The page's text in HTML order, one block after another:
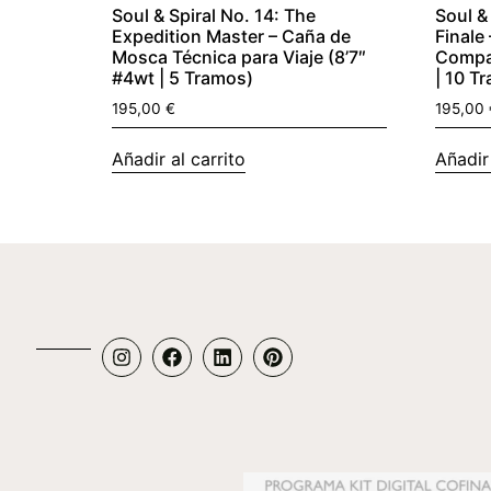
Soul & Spiral No. 14: The
Expedition Master – Caña de
Mosca Técnica para Viaje (8’7″
#4wt | 5 Tramos)
195,00 €
Añadir al carrito
Soul
Finale
| 10
195,00